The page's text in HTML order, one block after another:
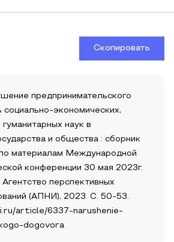
Скопировать
предпринимательского
социально-экономических,
наук в
и общества : сборник
материалам Международной
конференции 30 мая 2023г.
перспективных
(АПНИ), 2023. С. 50-53.
article/6337-narushenie-
dogovora